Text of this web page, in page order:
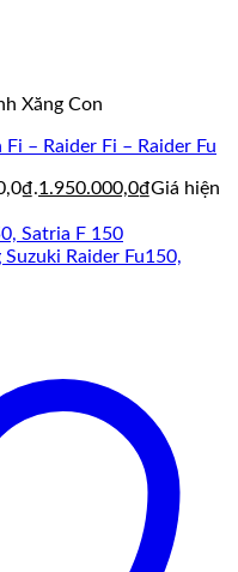
Xăng Con
– Raider Fi – Raider Fu
1.950.000,0₫Giá hiện